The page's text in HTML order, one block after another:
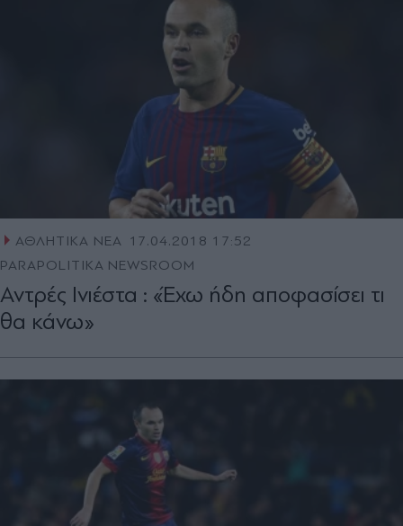
ΑΘΛΗΤΙΚΑ ΝΕΑ 17.04.2018 17:52
PARAPOLITIKA NEWSROOM
Αντρές Ινιέστα : «Έχω ήδη αποφασίσει τι
θα κάνω»